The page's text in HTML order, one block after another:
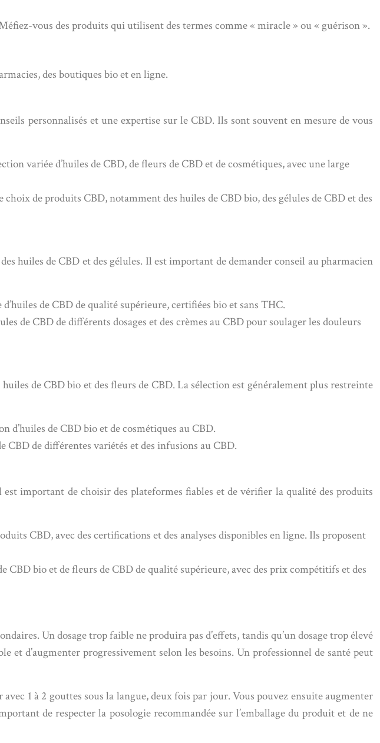
vous des produits qui utilisent des termes comme « miracle » ou « guérison ».
des boutiques bio et en ligne.
personnalisés et une expertise sur le CBD. Ils sont souvent en mesure de vous
variée d’huiles de CBD, de fleurs de CBD et de cosmétiques, avec une large
de produits CBD, notamment des huiles de CBD bio, des gélules de CBD et des
huiles de CBD et des gélules. Il est important de demander conseil au pharmacien
de CBD de qualité supérieure, certifiées bio et sans THC.
de CBD de différents dosages et des crèmes au CBD pour soulager les douleurs
de CBD bio et des fleurs de CBD. La sélection est généralement plus restreinte
d’huiles de CBD bio et de cosmétiques au CBD.
CBD de différentes variétés et des infusions au CBD.
important de choisir des plateformes fiables et de vérifier la qualité des produits
CBD, avec des certifications et des analyses disponibles en ligne. Ils proposent
CBD bio et de fleurs de CBD de qualité supérieure, avec des prix compétitifs et des
Un dosage trop faible ne produira pas d’effets, tandis qu’un dosage trop élevé
d’augmenter progressivement selon les besoins. Un professionnel de santé peut
1 à 2 gouttes sous la langue, deux fois par jour. Vous pouvez ensuite augmenter
de respecter la posologie recommandée sur l’emballage du produit et de ne